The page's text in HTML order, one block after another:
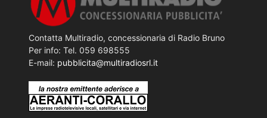
Contatta Multiradio, concessionaria di Radio Bruno
Per info: Tel. 059 698555
E-mail: pubblicita@multiradiosrl.it